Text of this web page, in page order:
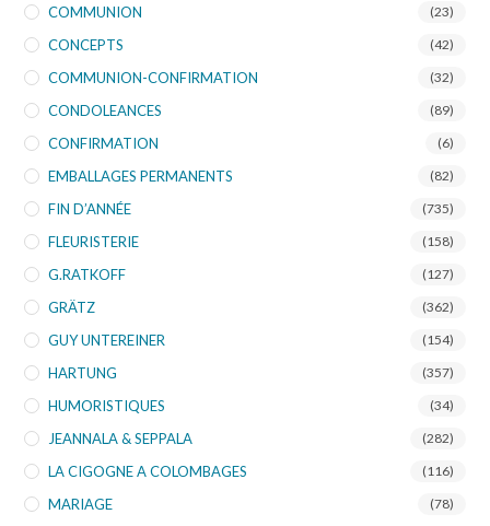
COMMUNION (23)
CONCEPTS (42)
COMMUNION-CONFIRMATION (32)
CONDOLEANCES (89)
CONFIRMATION (6)
EMBALLAGES PERMANENTS (82)
FIN D’ANNÉE (735)
FLEURISTERIE (158)
G.RATKOFF (127)
GRÄTZ (362)
GUY UNTEREINER (154)
HARTUNG (357)
HUMORISTIQUES (34)
JEANNALA & SEPPALA (282)
LA CIGOGNE A COLOMBAGES (116)
MARIAGE (78)